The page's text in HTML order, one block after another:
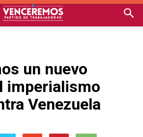
un nuevo
imperialismo
Venezuela